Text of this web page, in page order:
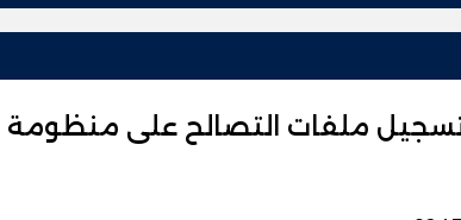
ملفات التصالح على منظومة